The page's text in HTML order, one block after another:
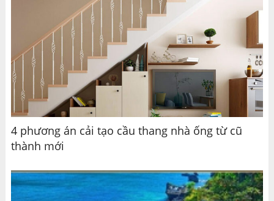
4 phương án cải tạo cầu thang nhà ống từ cũ
thành mới